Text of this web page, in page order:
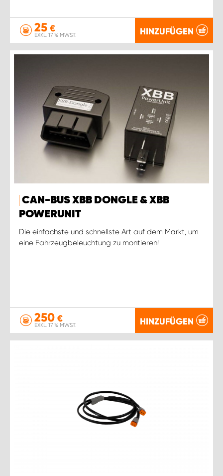
25 €
EXKL. 17 % MWST. HINZUFÜGEN
CAN-BUS XBB DONGLE & XBB
POWERUNIT
Die einfachste und schnellste Art auf dem Markt, um
eine Fahrzeugbeleuchtung zu montieren!
250 €
EXKL. 17 % MWST. HINZUFÜGEN